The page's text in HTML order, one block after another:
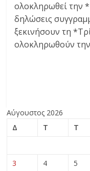
ολοκληρωθεί την
δηλώσεις
ξεκινήσουν τη
ολοκληρωθούν
Αύγουστος 2026
Δ
Τ Τ
3
4 5